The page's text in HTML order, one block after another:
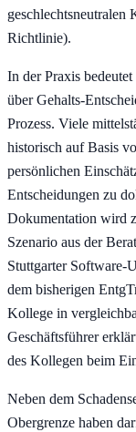
Richtlinie).
In der Praxis
über Gehalts-
Prozess. Viele
historisch auf Basis
persönlichen
Entscheidungen zu
Dokumentation wird
Szenario aus der
Stuttgarter Software-
dem bisherigen
Kollege in
Geschäftsführer
des Kollegen beim
Neben dem
Obergrenze haben